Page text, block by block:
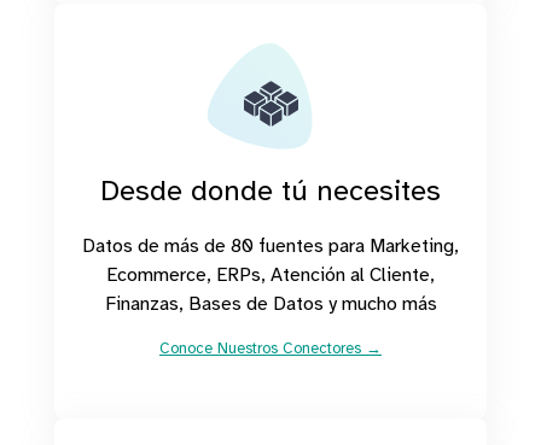
Desde donde tú necesites
Datos de más de 80 fuentes para Marketing,
Ecommerce, ERPs, Atención al Cliente,
Finanzas, Bases de Datos y mucho más
Conoce Nuestros Conectores →